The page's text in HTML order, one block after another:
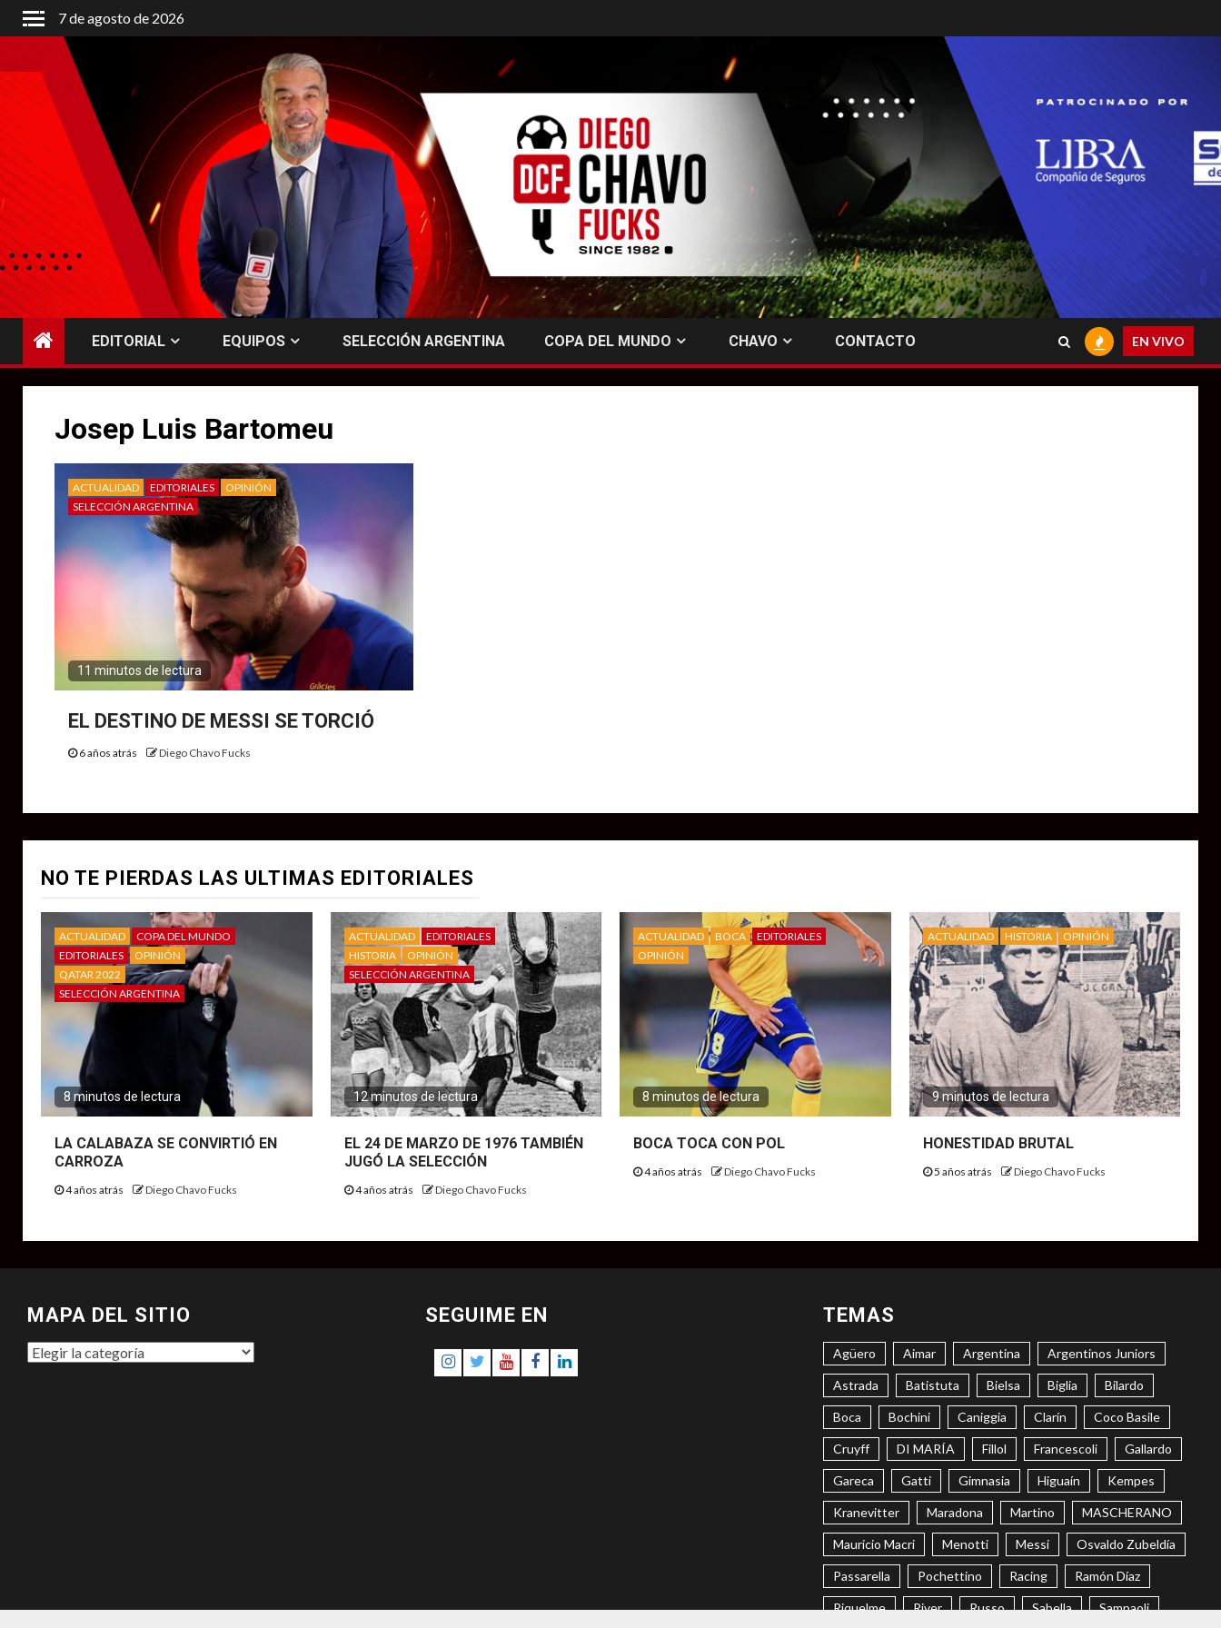
Saltar
al
7 de agosto de 2026
EDITORIAL EQUIPOS SELECCIÓN ARGENTINA COPA DEL MUNDO CHAVO CONTACTO EN VIVO
Josep Luis Bartomeu
ACTUALIDAD EDITORIALES
OPINIÓN
SELECCIÓN ARGENTINA
11 minutos de lectura
EL DESTINO DE MESSI SE TORCIÓ
6 años atrás Diego Chavo Fucks
NO TE PIERDAS LAS ULTIMAS EDITORIALES
ACTUALIDAD
COPA DEL MUNDO
EDITORIALES
OPINIÓN
QATAR 2022
SELECCIÓN ARGENTINA
8 minutos de lectura
LA CALABAZA SE CONVIRTIÓ EN
CARROZA
4 años atrás Diego Chavo Fucks
ACTUALIDAD
EDITORIALES
HISTORIA
OPINIÓN
SELECCIÓN ARGENTINA
12 minutos de lectura
EL 24 DE MARZO DE 1976 TAMBIÉN
JUGÓ LA SELECCIÓN
4 años atrás Diego Chavo Fucks
ACTUALIDAD BOCA
EDITORIALES
OPINIÓN
8 minutos de lectura
BOCA TOCA CON POL
4 años atrás Diego Chavo Fucks
ACTUALIDAD HISTORIA OPINIÓN
9 minutos de lectura
HONESTIDAD BRUTAL
5 años atrás Diego Chavo Fucks
MAPA DEL SITIO
MAPA
SEGUIME EN
Instagram
Twitter
Youtube
Facebook
LinkedIn
TEMAS
Agüero Aimar Argentina Argentinos Juniors
Astrada Batistuta Bielsa Biglia Bilardo
Boca Bochini Caniggia Clarín Coco Basile
Cruyff DI MARÍA Fillol Francescoli Gallardo
Gareca Gatti Gimnasia Higuaín Kempes
Kranevitter Maradona Martino MASCHERANO
Mauricio Macri Menotti Messi Osvaldo Zubeldía
Passarella Pochettino Racing Ramón Díaz
Riquelme River Russo Sabella Sampaoli